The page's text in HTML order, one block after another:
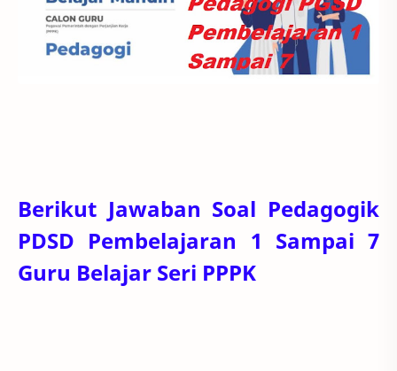
Berikut Jawaban Soal Pedagogik
PDSD Pembelajaran 1 Sampai 7
Guru Belajar Seri PPPK